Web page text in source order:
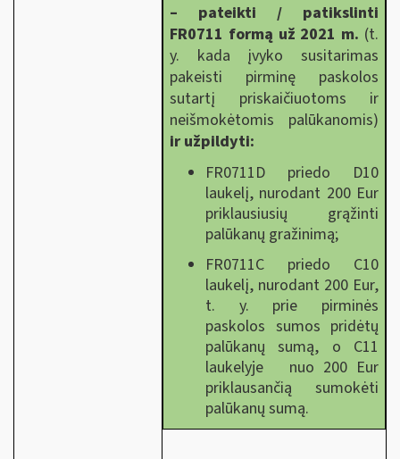
– pateikti / patikslinti
FR0711 formą už 2021 m. (t.
y. kada įvyko susitarimas
pakeisti pirminę paskolos
sutartį priskaičiuotoms ir
neišmokėtomis palūkanomis)
ir užpildyti:
FR0711D priedo D10
laukelį, nurodant 200 Eur
priklausiusių grąžinti
palūkanų gražinimą;
FR0711C priedo C10
laukelį, nurodant 200 Eur,
t. y. prie pirminės
paskolos sumos pridėtų
palūkanų sumą, o C11
laukelyje nuo 200 Eur
priklausančią sumokėti
palūkanų sumą.